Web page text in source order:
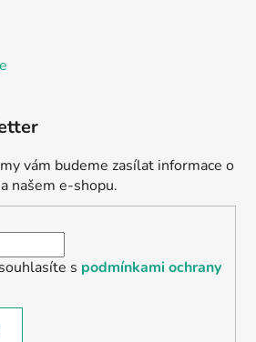
vám budeme zasílat informace o
našem e-shopu.
s podmínkami ochrany